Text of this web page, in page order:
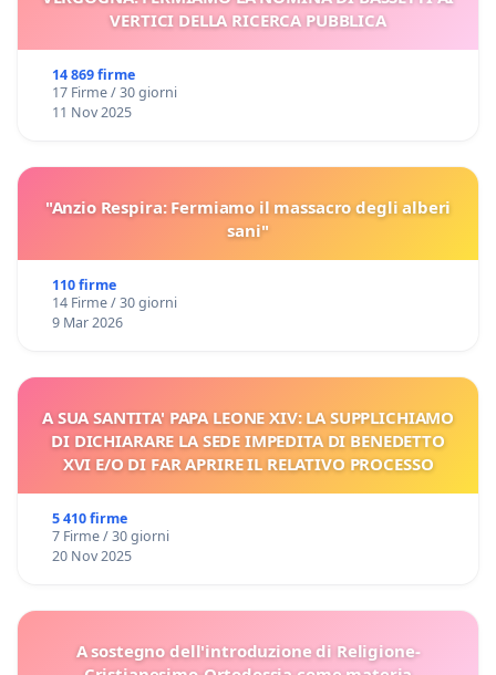
VERTICI DELLA RICERCA PUBBLICA
14 869 firme
17 Firme / 30 giorni
11 Nov 2025
"Anzio Respira: Fermiamo il massacro degli alberi
sani"
110 firme
14 Firme / 30 giorni
9 Mar 2026
A SUA SANTITA' PAPA LEONE XIV: LA SUPPLICHIAMO
DI DICHIARARE LA SEDE IMPEDITA DI BENEDETTO
XVI E/O DI FAR APRIRE IL RELATIVO PROCESSO
5 410 firme
7 Firme / 30 giorni
20 Nov 2025
A sostegno dell'introduzione di Religione-